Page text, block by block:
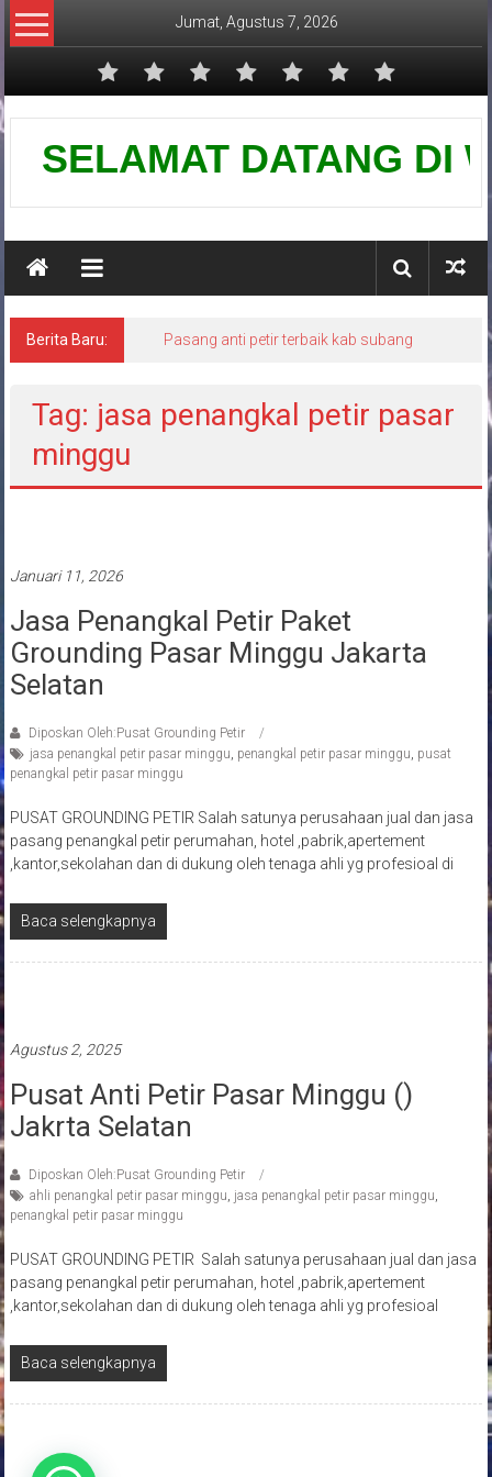
Lompat
ke
Jumat, Agustus 7, 2026
Pusat
Grounding
SELAMAT DATANG
Berita Baru: Pasang anti petir terbaik kab subang
Tag: jasa penangkal petir pasar
minggu
Januari 11, 2026
Jasa Penangkal Petir Paket
Grounding Pasar Minggu Jakarta
Selatan
Diposkan Oleh:Pusat Grounding Petir
jasa penangkal petir pasar minggu, penangkal petir pasar minggu, pusat
penangkal petir pasar minggu
PUSAT GROUNDING PETIR Salah satunya perusahaan jual dan jasa
pasang penangkal petir perumahan, hotel ,pabrik,apertement
,kantor,sekolahan dan di dukung oleh tenaga ahli yg profesioal di
Baca selengkapnya
Agustus 2, 2025
Pusat Anti Petir Pasar Minggu ()
Jakrta Selatan
Diposkan Oleh:Pusat Grounding Petir
ahli penangkal petir pasar minggu, jasa penangkal petir pasar minggu,
penangkal petir pasar minggu
PUSAT GROUNDING PETIR Salah satunya perusahaan jual dan jasa
pasang penangkal petir perumahan, hotel ,pabrik,apertement
,kantor,sekolahan dan di dukung oleh tenaga ahli yg profesioal
Baca selengkapnya